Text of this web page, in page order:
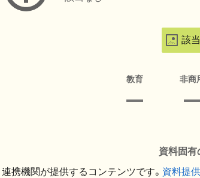
該
教育 非商
資料固有
連携機関が提供するコンテンツです。 資料提